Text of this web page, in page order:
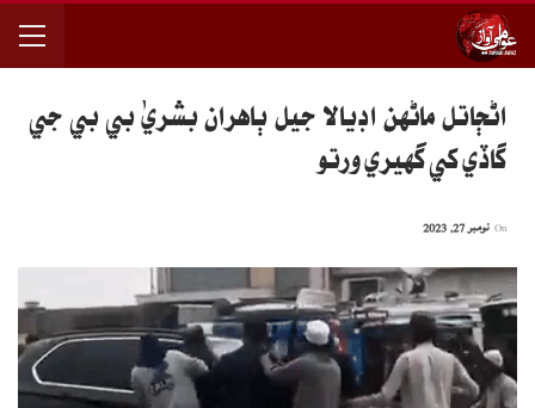
اڻڄاتل ماڻهن اڊيالا جيل ٻاهران بشريٰ بي بي جي
گاڏي کي گهيري ورتو